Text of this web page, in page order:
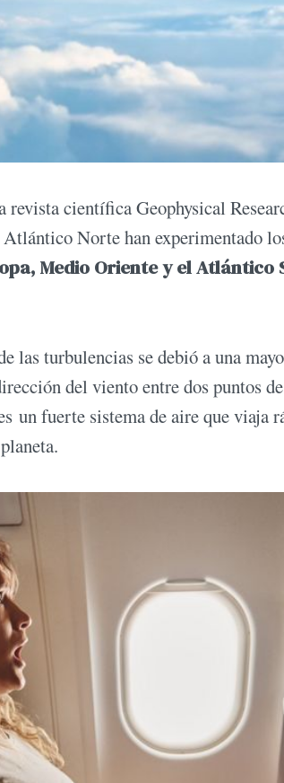
científica Geophysical
Norte han experimentado
Medio Oriente y el
las turbulencias se debió a una
del viento entre dos puntos
un fuerte sistema de aire que viaja